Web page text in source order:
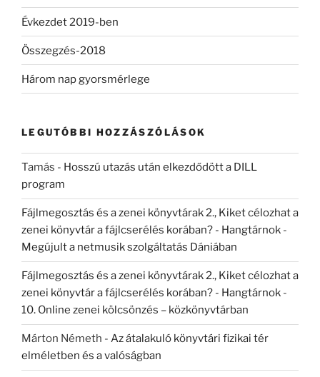
Évkezdet 2019-ben
Összegzés-2018
Három nap gyorsmérlege
LEGUTÓBBI HOZZÁSZÓLÁSOK
Tamás - Hosszú utazás után elkezdődött a DILL
program
Fájlmegosztás és a zenei könyvtárak 2., Kiket célozhat a
zenei könyvtár a fájlcserélés korában? - Hangtárnok -
Megújult a netmusik szolgáltatás Dániában
Fájlmegosztás és a zenei könyvtárak 2., Kiket célozhat a
zenei könyvtár a fájlcserélés korában? - Hangtárnok -
10. Online zenei kölcsönzés – közkönyvtárban
Márton Németh - Az átalakuló könyvtári fizikai tér
elméletben és a valóságban